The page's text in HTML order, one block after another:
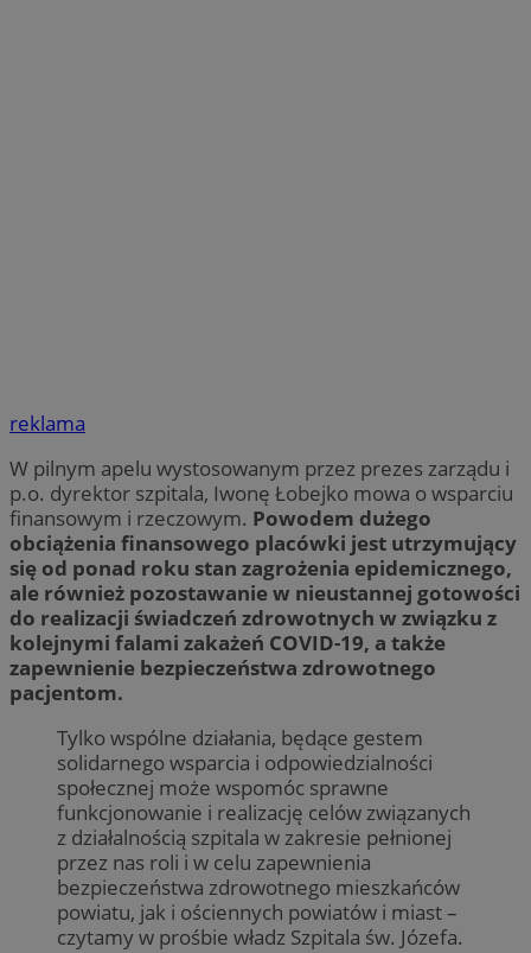
reklama
W pilnym apelu wystosowanym przez prezes zarządu i
p.o. dyrektor szpitala, Iwonę Łobejko mowa o wsparciu
finansowym i rzeczowym. Powodem dużego
obciążenia finansowego placówki jest utrzymujący
się od ponad roku stan zagrożenia epidemicznego,
ale również pozostawanie w nieustannej gotowości
do realizacji świadczeń zdrowotnych w związku z
kolejnymi falami zakażeń COVID-19, a także
zapewnienie bezpieczeństwa zdrowotnego
pacjentom.
Tylko wspólne działania, będące gestem
solidarnego wsparcia i odpowiedzialności
społecznej może wspomóc sprawne
funkcjonowanie i realizację celów związanych
z działalnością szpitala w zakresie pełnionej
przez nas roli i w celu zapewnienia
bezpieczeństwa zdrowotnego mieszkańców
powiatu, jak i ościennych powiatów i miast –
czytamy w prośbie władz Szpitala św. Józefa.